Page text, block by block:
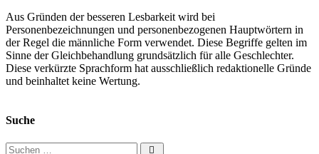
Aus Gründen der besseren Lesbarkeit wird bei
Personenbezeichnungen und personenbezogenen Hauptwörtern in
der Regel die männliche Form verwendet. Diese Begriffe gelten im
Sinne der Gleichbehandlung grundsätzlich für alle Geschlechter.
Diese verkürzte Sprachform hat ausschließlich redaktionelle Gründe
und beinhaltet keine Wertung.
Suche
Suchen nach: